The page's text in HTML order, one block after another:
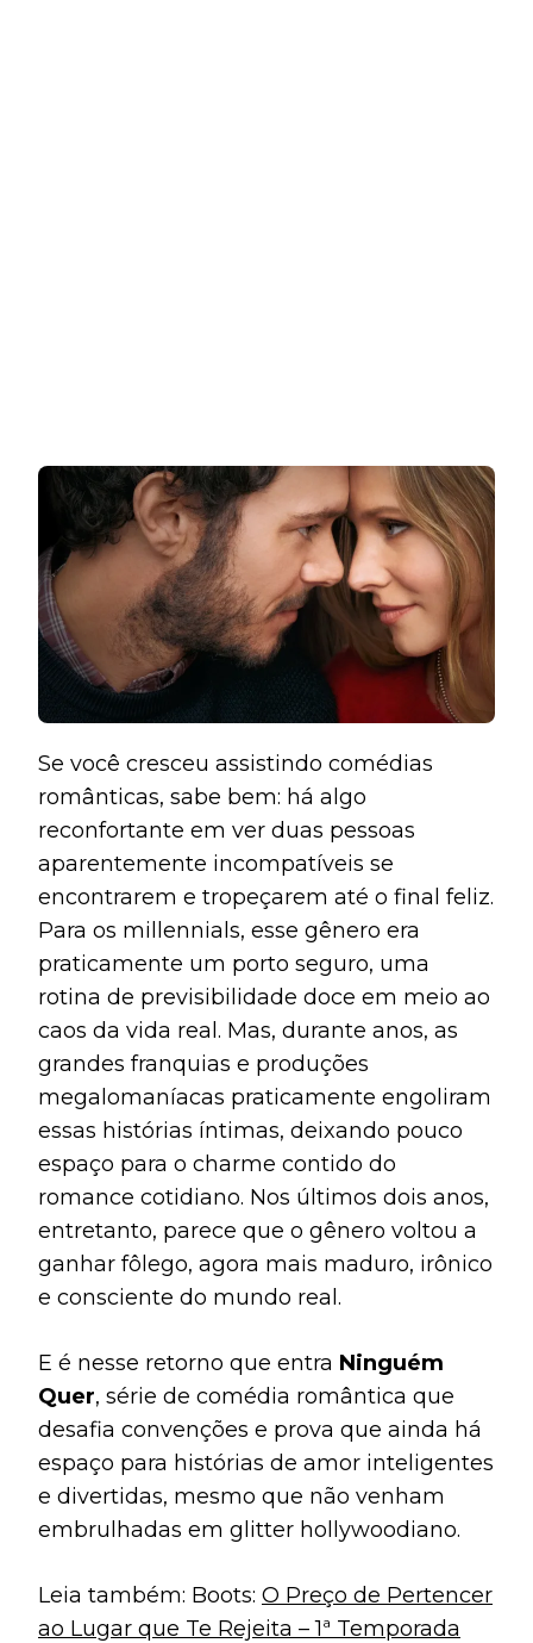
Se você cresceu assistindo comédias
românticas, sabe bem: há algo
reconfortante em ver duas pessoas
aparentemente incompatíveis se
encontrarem e tropeçarem até o final feliz.
Para os millennials, esse gênero era
praticamente um porto seguro, uma
rotina de previsibilidade doce em meio ao
caos da vida real. Mas, durante anos, as
grandes franquias e produções
megalomaníacas praticamente engoliram
essas histórias íntimas, deixando pouco
espaço para o charme contido do
romance cotidiano. Nos últimos dois anos,
entretanto, parece que o gênero voltou a
ganhar fôlego, agora mais maduro, irônico
e consciente do mundo real.
E é nesse retorno que entra Ninguém
Quer, série de comédia romântica que
desafia convenções e prova que ainda há
espaço para histórias de amor inteligentes
e divertidas, mesmo que não venham
embrulhadas em glitter hollywoodiano.
Leia também: Boots: O Preço de Pertencer
ao Lugar que Te Rejeita – 1ª Temporada